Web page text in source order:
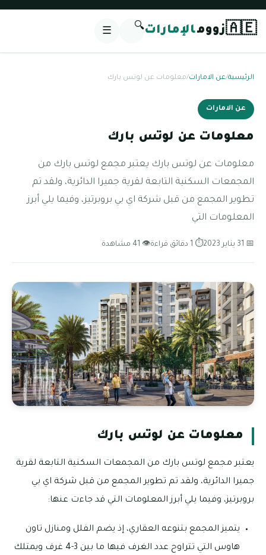
🇦🇪زوومالإمارات🔍
☰
الرئيسية/عن الامارات/معلومات عن لوتس بارك
عن الامارات
معلومات عن لوتس بارك
معلومات عن لوتس بارك يعتبر مجمع لوتس بارك من
المجمعات السكنية التابعة لقرية جميرا الدائرية، ولقد تم
تطوير المجمع من قبل شركة اي بي بروبرتيز، وفيما يلي أبرز
المعلومات التي
📅 31 يناير 2023 ⏱ 1 دقائق قراءة 👁 41 مشاهدة
معلومات عن لوتس بارك
يعتبر مجمع لوتس بارك من المجمعات السكنية التابعة لقرية
جميرا الدائرية، ولقد تم تطوير المجمع من قبل شركة اي بي
بروبرتيز، وفيما يلي أبرز المعلومات التي قد جاءت عنها:
يتميز المجمع بتنوعه العقاري، إذ يضم الفلل ومنازل تاون
هاوس التي تتراوح عدد الغرف فيها ما بين 3-4 غرف ويمتلك